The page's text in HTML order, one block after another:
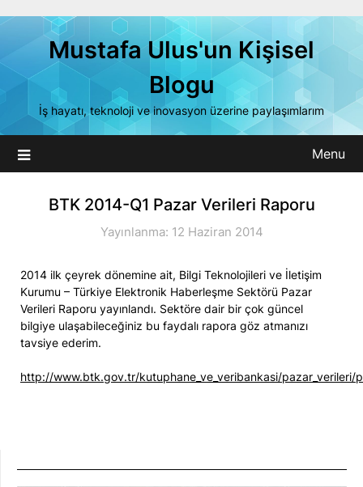
Mustafa Ulus'un Kişisel
Blogu
İş hayatı, teknoloji ve inovasyon üzerine paylaşımlarım
Menu
BTK 2014-Q1 Pazar Verileri Raporu
Yayınlanma: 12 Haziran 2014
2014 ilk çeyrek dönemine ait, Bilgi Teknolojileri ve İletişim
Kurumu – Türkiye Elektronik Haberleşme Sektörü Pazar
Verileri Raporu yayınlandı. Sektöre dair bir çok güncel
bilgiye ulaşabileceğiniz bu faydalı rapora göz atmanızı
tavsiye ederim.
http://www.btk.gov.tr/kutuphane_ve_veribankasi/pazar_verileri/